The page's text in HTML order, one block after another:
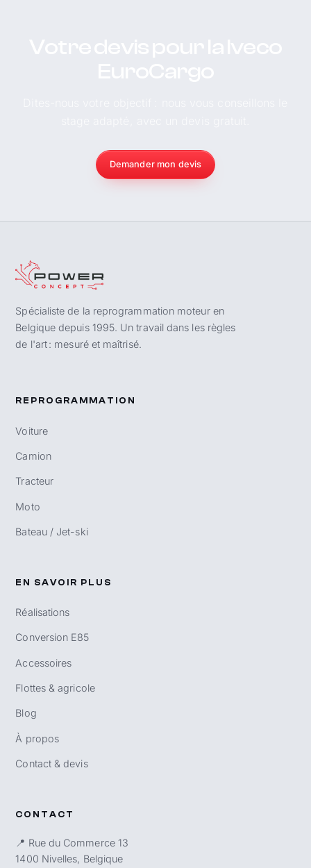
Demander mon devis
Spécialiste de la reprogrammation moteur en
Belgique depuis 1995. Un travail dans les règles
de l'art : mesuré et maîtrisé.
REPROGRAMMATION
Voiture
Camion
Tracteur
Moto
Bateau / Jet-ski
EN SAVOIR PLUS
Réalisations
Conversion E85
Accessoires
Flottes & agricole
Blog
À propos
Contact & devis
CONTACT
📍 Rue du Commerce 13
1400 Nivelles, Belgique